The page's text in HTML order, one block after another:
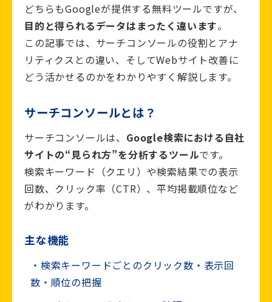
どちらもGoogleが提供する無料ツールですが、
目的と得られるデータはまったく違います。
この記事では、サーチコンソールの役割とアナ
リティクスとの違い、そしてWebサイト改善に
どう活かせるのかをわかりやすく解説します。
サーチコンソールとは？
サーチコンソールは、 Google検索における自社
サイトの“見られ方”を分析するツールです。
検索キーワード（クエリ）や検索結果での表示
回数、クリック率（CTR）、平均掲載順位など
がわかります。
主な機能
検索キーワードごとのクリック数・表示回
数・順位の把握